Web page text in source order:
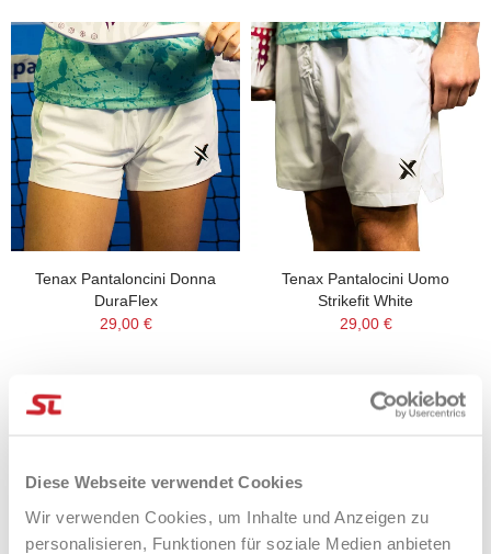
Diese Webseite verwendet Cookies
Wir verwenden Cookies, um Inhalte und Anzeigen zu
personalisieren, Funktionen für soziale Medien anbieten
Tenax Pantaloncini Donna
DuraFlex
29,00 €
Tenax Pantalocini Uomo
Strikefit White
29,00 €